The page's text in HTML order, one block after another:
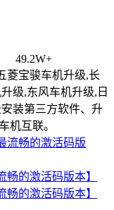
49.2W+
菱宝骏车机升级,长
级,东风车机升级,日
装第三方软件、升
机互联。
的激活码版本】
的激活码版本】